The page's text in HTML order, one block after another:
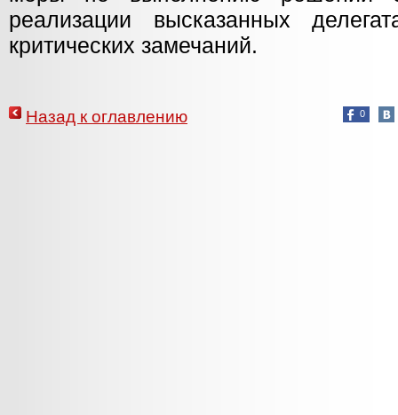
реализации высказанных
критических замечаний.
0
Назад к оглавлению